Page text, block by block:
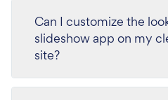
Can I customize the
slideshow app on my
site?